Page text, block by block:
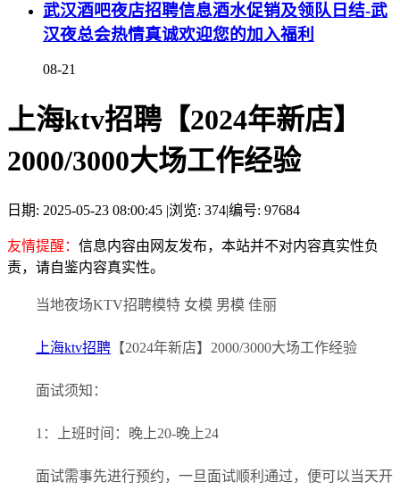
武汉酒吧夜店招聘信息酒水促销及领队日结-武
汉夜总会热情真诚欢迎您的加入福利
08-21
上海ktv招聘【2024年新店】
2000/3000大场工作经验
日期: 2025-05-23 08:00:45 |浏览: 374|编号: 97684
友情提醒： 信息内容由网友发布，本站并不对内容真实性负
责，请自鉴内容真实性。
当地夜场KTV招聘模特 女模 男模 佳丽
上海ktv招聘 【2024年新店】2000/3000大场工作经验
面试须知：
1：上班时间：晚上20-晚上24
面试需事先进行预约，一旦面试顺利通过，便可以当天开